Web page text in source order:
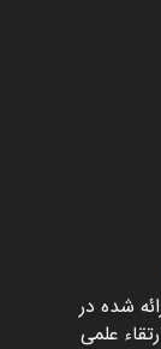
شده در
علمی